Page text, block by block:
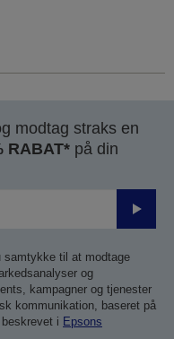
modtag straks en
RABAT* på din
Send
samtykke til at modtage
og
kampagner og tjenester
kommunikation, baseret på
i Epsons